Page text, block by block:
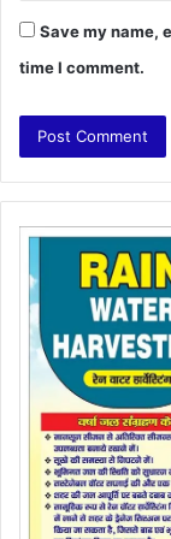
Save my name,
time I comment.